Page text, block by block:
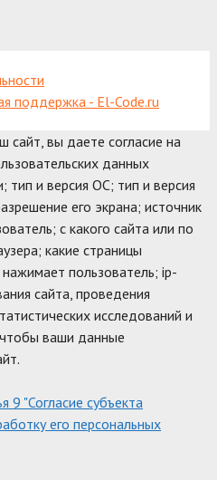
поддержка - El-Code.ru
сайт, вы даете согласие на
данных
и версия ОС; тип и версия
его экрана; источник
с какого сайта или по
какие страницы
пользователь; ip-
сайта, проведения
исследований и
ваши данные
"Согласие субъекта
его персональных